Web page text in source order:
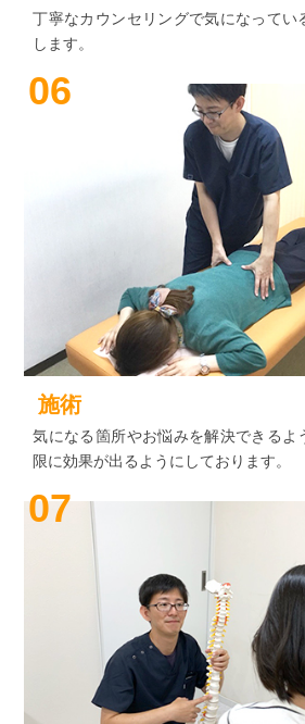
丁寧なカウンセリングで気になってい
します。
06
施術
気になる箇所やお悩みを解決できるよ
限に効果が出るようにしております。
07